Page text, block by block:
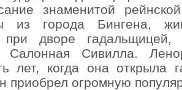
знаменитой
из города Бингена,
при дворе
Сивилла.
лет, когда она открыла
приобрел огромную